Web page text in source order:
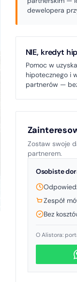
dewelopera
NIE, kredyt
Pomoc w
hipotecznego i
partnerów —
Zostaw swoje
partnerem.
Osobiste
Zespół
Bez
O Alistora: